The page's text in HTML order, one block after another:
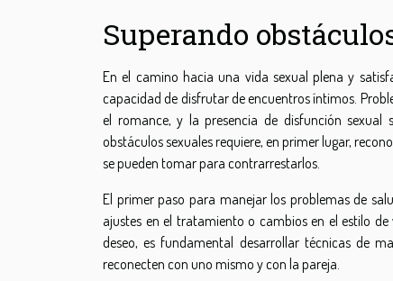
Superando
En el camino hacia una vida sexual plena y
capacidad de disfrutar de encuentros íntimos.
el romance, y la presencia de disfunción sexual
obstáculos sexuales requiere, en primer lugar,
se pueden tomar para contrarrestarlos.
El primer paso para manejar los problemas de
ajustes en el tratamiento o cambios en el estilo
deseo, es fundamental desarrollar técnicas de
reconecten con uno mismo y con la pareja.